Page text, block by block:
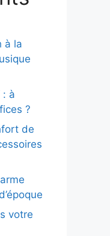
à la
: à
?
de
votre